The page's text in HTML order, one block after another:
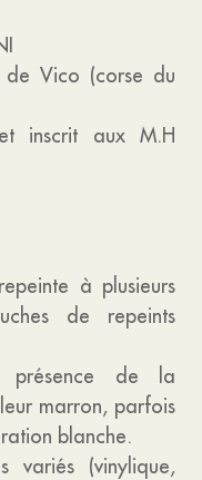
de Vico (corse du
inscrit aux M.H
à plusieurs
de repeints
présence de la
marron, parfois
blanche.
variés (vinylique,